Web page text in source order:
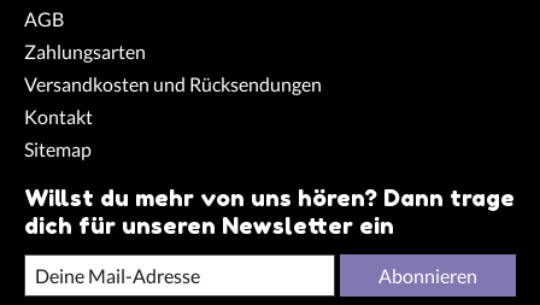
AGB
Zahlungsarten
Versandkosten und Rücksendungen
Kontakt
Sitemap
Willst du mehr von uns hören? Dann trage
dich für unseren Newsletter ein
Abonnieren